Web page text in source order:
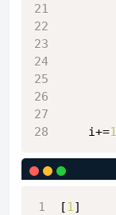
    i+=
1
[1 ]